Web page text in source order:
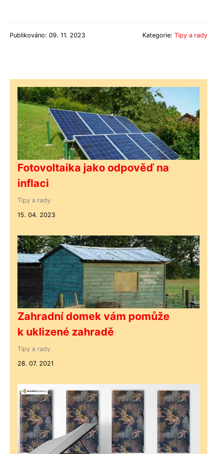
Publikováno: 09. 11. 2023 Kategorie: Tipy a rady
Fotovoltaika jako odpověď na
inflaci
Tipy a rady
15. 04. 2023
Zahradní domek vám pomůže
k uklizené zahradě
Tipy a rady
28. 07. 2021